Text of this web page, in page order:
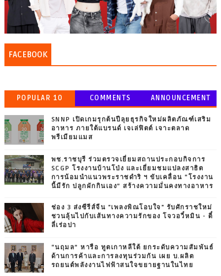
FACEBOOK
POPULAR 10 COMMENTS ANNOUNCEMENT
SNNP เปิดเกมรุกต้นปีลุยธุรกิจใหม่ผลิตภัณฑ์เสริม
อาหาร ภายใต้แบรนด์ เจเล่ฟิตต์ เจาะตลาด
พรีเมียมแมส
พช.ราชบุรี ร่วมตรวจเยี่ยมสถานประกอบกิจการ
SCGP โรงงานบ้านโป่ง และเยี่ยมชมแปลงสาธิต
การน้อมนำแนวพระราชดำริ ฯ ขับเคลื่อน “โรงงาน
นี้มีรัก ปลูกผักกินเอง” สร้างความมั่นคงทางอาหาร
ช่อง 3 ส่งซีรีส์จีน "เพลงพิณโอบใจ" รับศักราชใหม่
ชวนลุ้นไปกับเส้นทางความรักของ โจวอวี๋หมิน - ตี๋
ลี่เร่อปา
“นฤมล” หารือ ทูตเกาหลีใต้ ยกระดับความสัมพันธ์
ด้านการค้าและการลงทุนร่วมกัน เผย บ.ผลิต
รถยนต์พลังงานไฟฟ้าสนใจขยายฐานในไทย